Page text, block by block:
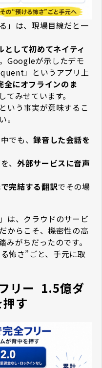
」は、現場目線だと一
として初めてネイティ
Googleが示したデモ
」というアプリ上
全にオフラインのま
してみせています。
いう事実が意味するこ
。
でも、録音した会話を
、 外部サービスに音声
完結する翻訳でその場
は、クラウドのサービ
からこそ、機密性の高
みがちだったのです。
怖さ”ごと、手元に取
ー ―― 1.5億ダ
す